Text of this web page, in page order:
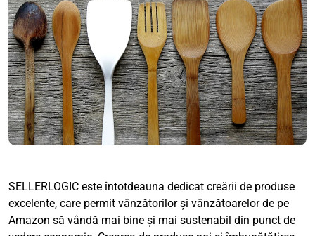
SELLERLOGIC este întotdeauna dedicat creării de produse
excelente, care permit vânzătorilor și vânzătoarelor de pe
Amazon să vândă mai bine și mai sustenabil din punct de